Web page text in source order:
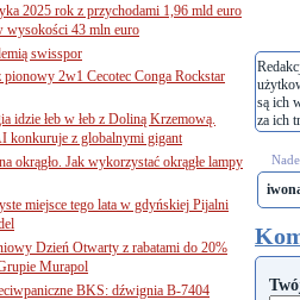
są ich
za ich
2025 rok z przychodami 1,96 mld euro
wysokości 43 mln euro
swisspor
2w1 Cecotec Conga Rockstar
idzie łeb w łeb z Doliną Krzemową.
konkuruje z globalnymi gigant
okrągło. Jak wykorzystać okrągłe lampy
miejsce tego lata w gdyńskiej Pijalni
Dzień Otwarty z rabatami do 20%
Murapol
BKS: dźwignia B-7404